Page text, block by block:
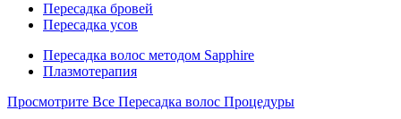
Пересадка бровей
Пересадка усов
Пересадка волос методом Sapphire
Плазмотерапия
Просмотрите Все Пересадка волос Процедуры